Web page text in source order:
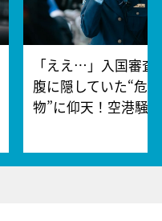
「ええ…」入国審査
腹に隠していた“危
物”に仰天！空港騒